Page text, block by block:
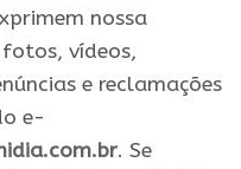
nossa
vídeos,
e reclamações
e-
. Se